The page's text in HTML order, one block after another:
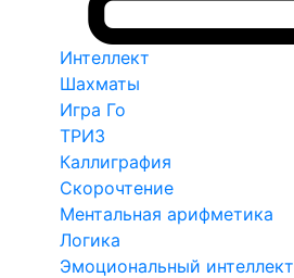
Интеллект
Шахматы
Игра Го
ТРИЗ
Каллиграфия
Скорочтение
Ментальная арифметика
Логика
Эмоциональный интеллект